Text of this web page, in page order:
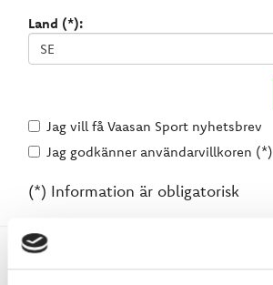
Land (*):
Jag vill få Vaasan Sport nyhetsbrev
Jag godkänner användarvillkoren (*)
(*) Information är obligatorisk